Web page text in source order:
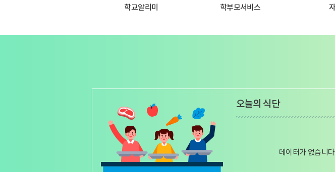
오늘의 식단
데이터가 없습니
바로가기바로가기바로가기바로가기바로가기바로가기바로가기바로가기바
학교알리미 학부모서비스